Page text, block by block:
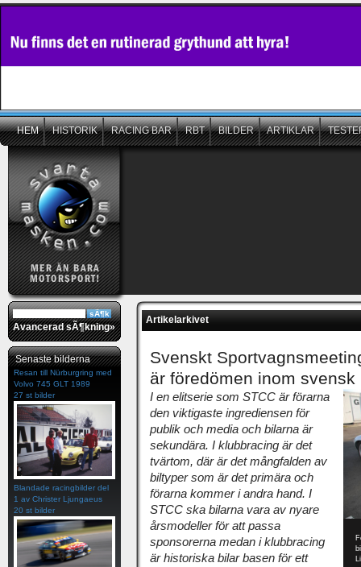
HEM HISTORIK RACING BAR RBT BILDER ARTIKLAR
Avancerad sÃ¶kning»
Senaste bilderna
Resan till Nürburgring med
Volvo 745 GLT 1989
27 st bilder
Blandade racingbilder del
1 av Christer Ljungaeus
20 st bilder
Artikelarkivet
Svenskt
är föredömen inom svensk
I en elitserie som STCC är förarna
den viktigaste ingrediensen för
publik och media och bilarna är
sekundära. I klubbracing är det
tvärtom, där är det mångfalden av
biltyper som är det primära och
förarna kommer i andra hand. I
STCC ska bilarna vara av nyare
årsmodeller för att passa
sponsorerna medan i klubbracing
är historiska bilar basen för ett